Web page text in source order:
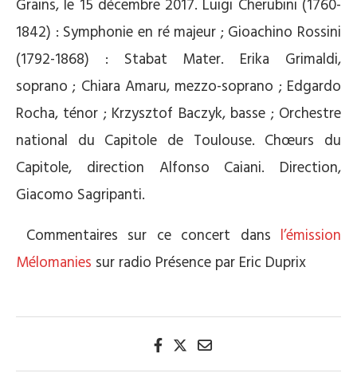
Grains, le 15 décembre 2017. Luigi Cherubini (1760-
1842) : Symphonie en ré majeur ; Gioachino Rossini
(1792-1868) : Stabat Mater. Erika Grimaldi,
soprano ; Chiara Amaru, mezzo-soprano ; Edgardo
Rocha, ténor ; Krzysztof Baczyk, basse ; Orchestre
national du Capitole de Toulouse. Chœurs du
Capitole, direction Alfonso Caiani. Direction,
Giacomo Sagripanti.
Commentaires sur ce concert dans l’émission
Mélomanies sur radio Présence par Eric Duprix